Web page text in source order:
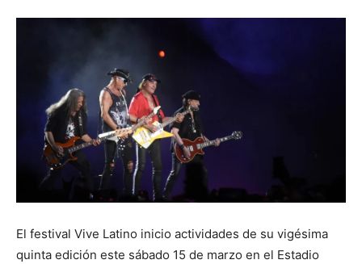
El festival Vive Latino inicio actividades de su vigésima
quinta edición este sábado 15 de marzo en el Estadio